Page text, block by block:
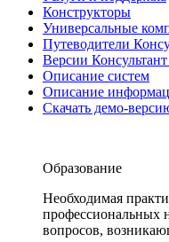
Конструкторы
Универсальные
Путеводители
Версии
Описание систем
Описание
Скачать демо-
Образование
Необходимая
профессиональных
вопросов,